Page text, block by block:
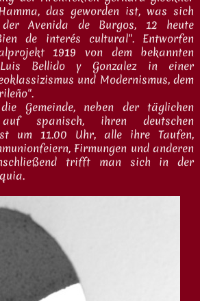
das geworden ist, was sich
Avenida de Burgos, 12 heute
de interés cultural". Entworfen
1919 von dem bekannten
Bellido y Gonzalez in einer
und Modernismus, dem
Gemeinde, neben der täglichen
spanisch, ihren deutschen
um 11.00 Uhr, alle ihre Taufen,
Firmungen und anderen
trifft man sich in der